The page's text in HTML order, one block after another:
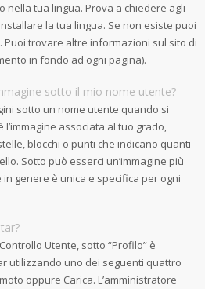
tua lingua. Prova a chiedere agli
la tua lingua. Se non esiste puoi
trovare altre informazioni sul sito di
in fondo ad ogni pagina).
sotto il mio nome utente?
sotto un nome utente quando si
l’immagine associata al tuo grado,
blocchi o punti che indicano quanti
Sotto può esserci un’immagine più
genere è unica e specifica per ogni
Utente, sotto “Profilo” è
utilizzando uno dei seguenti quattro
oppure Carica. L’amministratore